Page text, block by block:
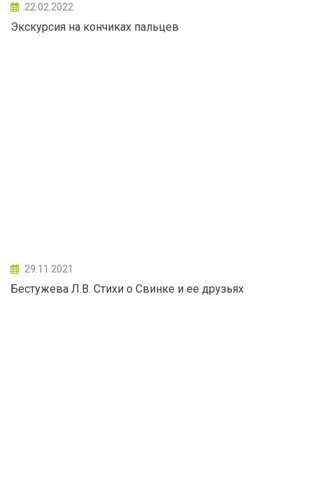
22.02.2022
Экскурсия на кончиках пальцев
29.11.2021
Бестужева Л.В. Стихи о Свинке и ее друзьях